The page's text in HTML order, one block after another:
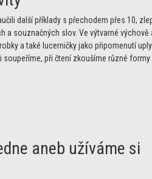
další příklady s přechodem přes 10,
a souznačných slov. Ve výtvarné výchově
a také lucerničky jako připomenutí
při čtení zkoušíme různé formy
aneb užíváme si